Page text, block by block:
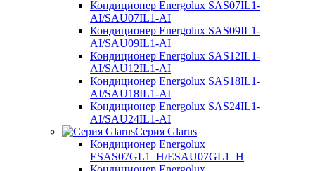
Кондиционер Energolux SAS07IL1-
AI/SAU07IL1-AI
Кондиционер Energolux SAS09IL1-
AI/SAU09IL1-AI
Кондиционер Energolux SAS12IL1-
AI/SAU12IL1-AI
Кондиционер Energolux SAS18IL1-
AI/SAU18IL1-AI
Кондиционер Energolux SAS24IL1-
AI/SAU24IL1-AI
Серия Glarus
Кондиционер Energolux
ESAS07GL1_H/ESAU07GL1_H